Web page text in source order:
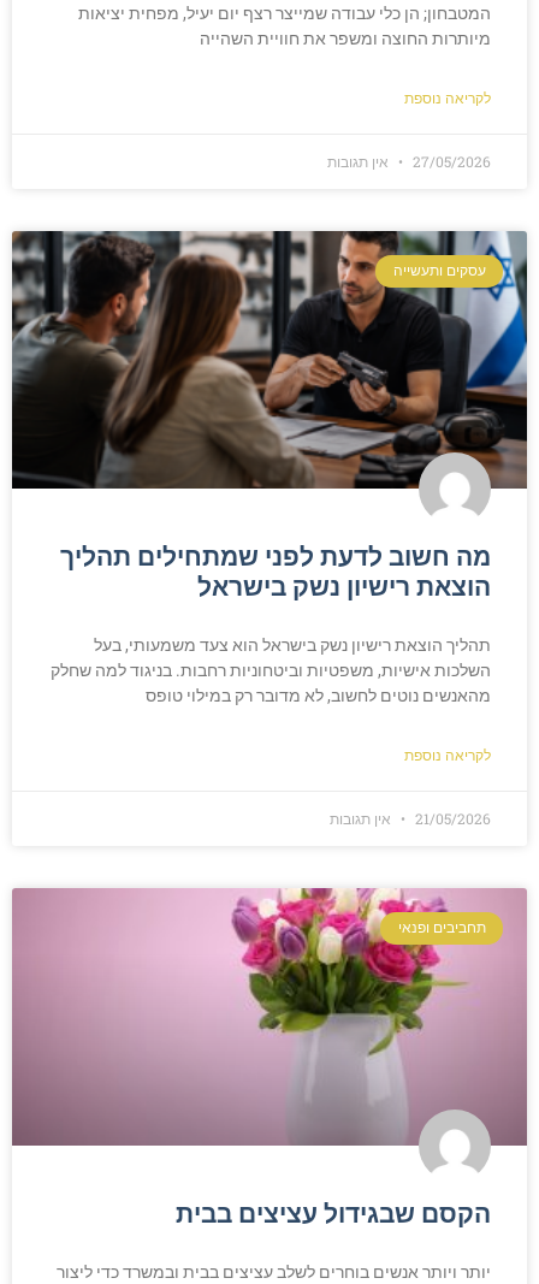
המטבחון; הן כלי עבודה שמייצר רצף יום יעיל, מפחית יציאות
מיותרות החוצה ומשפר את חוויית השהייה
לקריאה נוספת
27/05/2026 אין תגובות
עסקים ותעשייה
מה חשוב לדעת לפני שמתחילים תהליך
הוצאת רישיון נשק בישראל
תהליך הוצאת רישיון נשק בישראל הוא צעד משמעותי, בעל
השלכות אישיות, משפטיות וביטחוניות רחבות. בניגוד למה שחלק
מהאנשים נוטים לחשוב, לא מדובר רק במילוי טופס
לקריאה נוספת
21/05/2026 אין תגובות
תחביבים ופנאי
הקסם שבגידול עציצים בבית
יותר ויותר אנשים בוחרים לשלב עציצים בבית ובמשרד כדי ליצור